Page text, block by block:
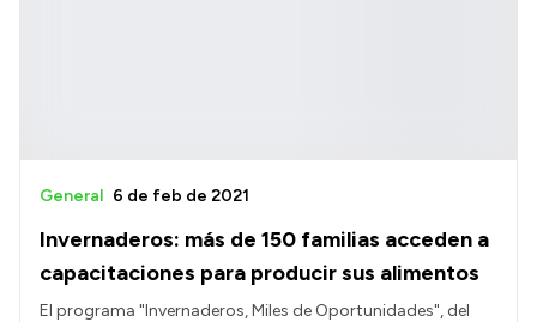
Invernaderos: más de 150 familias acceden a
capacitaciones para producir sus alimentos
General 6 de feb de 2021
El programa "Invernaderos, Miles de Oportunidades", del